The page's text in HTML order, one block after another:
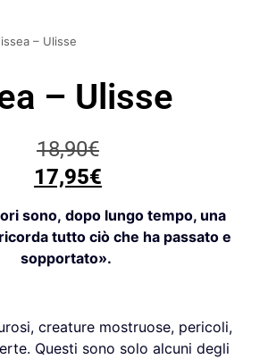
– Ulisse
– Ulisse
18,90€
17,95€
sono, dopo lungo tempo, una
tutto ciò che ha passato e
sopportato».
creature mostruose, pericoli,
Questi sono solo alcuni degli